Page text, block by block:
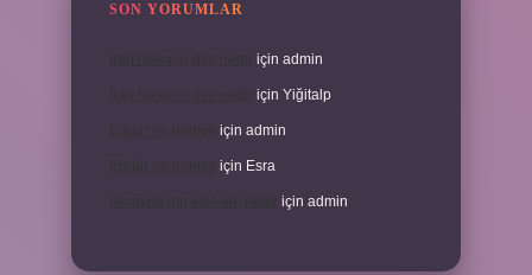
SON YORUMLAR
için admin
için Yiğitalp
için admin
Erbah ne demek için Esra
için admin